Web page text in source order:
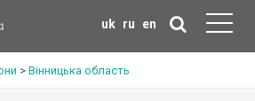
uk ru en
> Вінницька область